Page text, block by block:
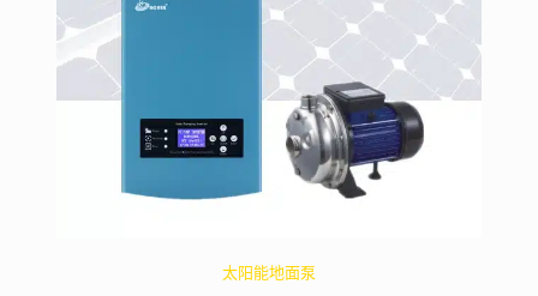
太阳能地面泵